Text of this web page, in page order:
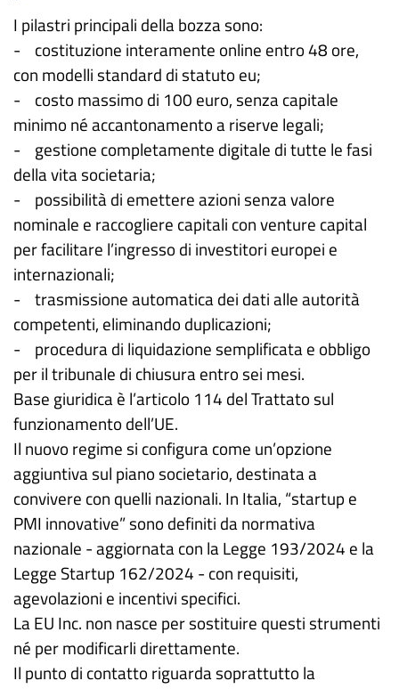
I pilastri principali della bozza sono:
- costituzione interamente online entro 48 ore,
con modelli standard di statuto eu;
- costo massimo di 100 euro, senza capitale
minimo né accantonamento a riserve legali;
- gestione completamente digitale di tutte le fasi
della vita societaria;
- possibilità di emettere azioni senza valore
nominale e raccogliere capitali con venture capital
per facilitare l’ingresso di investitori europei e
internazionali;
- trasmissione automatica dei dati alle autorità
competenti, eliminando duplicazioni;
- procedura di liquidazione semplificata e obbligo
per il tribunale di chiusura entro sei mesi.
Base giuridica è l’articolo 114 del Trattato sul
funzionamento dell’UE.
Il nuovo regime si configura come un’opzione
aggiuntiva sul piano societario, destinata a
convivere con quelli nazionali. In Italia, “startup e
PMI innovative” sono definiti da normativa
nazionale - aggiornata con la Legge 193/2024 e la
Legge Startup 162/2024 - con requisiti,
agevolazioni e incentivi specifici.
La EU Inc. non nasce per sostituire questi strumenti
né per modificarli direttamente.
Il punto di contatto riguarda soprattutto la